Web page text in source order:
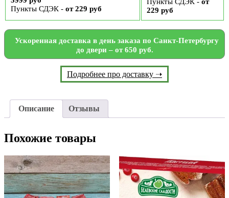
Пункты СДЭК - от 229 руб
Пункты СДЭК - от
229 руб
Ускоренная доставка в день заказа по Санкт-Петербургу
до двери – от 650 руб.
Подробнее про доставку ➝
Описание Отзывы
Похожие товары